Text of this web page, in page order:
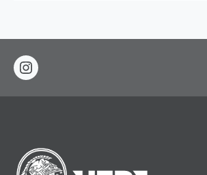
instagram